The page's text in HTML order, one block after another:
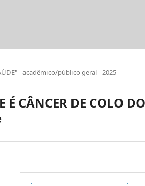
- acadêmico/público geral - 2025
É CÂNCER DE COLO DO